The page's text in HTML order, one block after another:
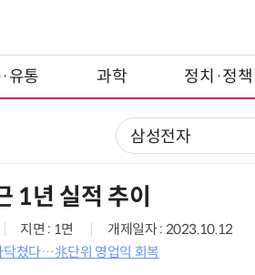
유통 과학 정치·정책
1년 실적 추이
지면 : 1면
개제일자 : 2023.10.12
닥쳤다…兆단위 영업익 회복